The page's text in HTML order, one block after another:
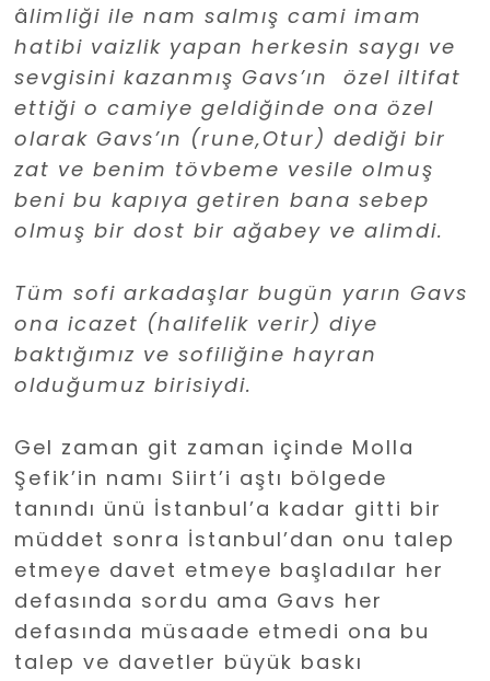
âlimliği ile nam salmış cami imam
hatibi vaizlik yapan herkesin saygı ve
sevgisini kazanmış Gavs’ın özel iltifat
ettiği o camiye geldiğinde ona özel
olarak Gavs’ın (rune,Otur) dediği bir
zat ve benim tövbeme vesile olmuş
beni bu kapıya getiren bana sebep
olmuş bir dost bir ağabey ve alimdi.
Tüm sofi arkadaşlar bugün yarın Gavs
ona icazet (halifelik verir) diye
baktığımız ve sofiliğine hayran
olduğumuz birisiydi.
Gel zaman git zaman içinde Molla
Şefik’in namı Siirt’i aştı bölgede
tanındı ünü İstanbul’a kadar gitti bir
müddet sonra İstanbul’dan onu talep
etmeye davet etmeye başladılar her
defasında sordu ama Gavs her
defasında müsaade etmedi ona bu
talep ve davetler büyük baskı